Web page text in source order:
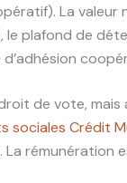
La valeur
le plafond de
de vote,
sociales Crédit
rémunération